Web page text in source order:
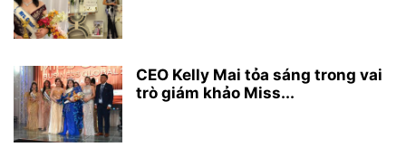
CEO Kelly Mai tỏa sáng trong vai
trò giám khảo Miss...